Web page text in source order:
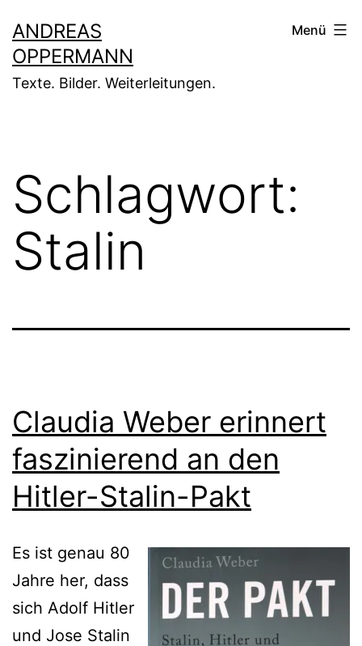
Inhalt
springen
ANDREAS
OPPERMANN
Texte. Bilder. Weiterleitungen.
Menü
Schlagwort:
Stalin
Claudia Weber erinnert
faszinierend an den
Hitler-Stalin-Pakt
Es ist genau 80
Jahre her, dass
sich Adolf Hitler
und Jose Stalin